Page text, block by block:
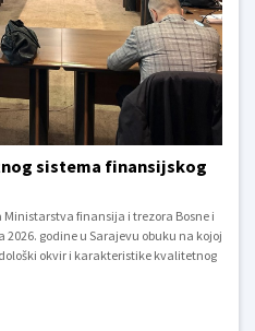
sistema finansijskog
finansija i trezora Bosne i
godine u Sarajevu obuku na kojoj
okvir i karakteristike kvalitetnog